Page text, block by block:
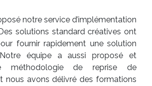
notre service d’implémentation
solutions standard créatives ont
fournir rapidement une solution
équipe a aussi proposé et
méthodologie de reprise de
nous avons délivré des formations